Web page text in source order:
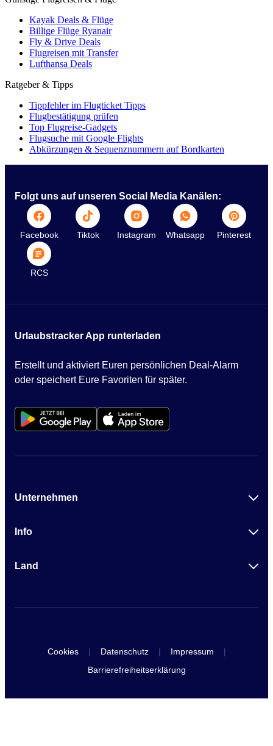
Kayak Deals & Flüge
Billige Flüge Ryanair
Fly & Drive Deals
Flugreisen mit Transfer
Lufthansa Deals
Ratgeber & Tipps
Tippfehler im Flugticket Tipps
Flugbestätigung prüfen
Top Flugreise-Gadgets
Flugsuche mit Google Flights
Abkürzungen & Sequenznummern auf Bordkarten